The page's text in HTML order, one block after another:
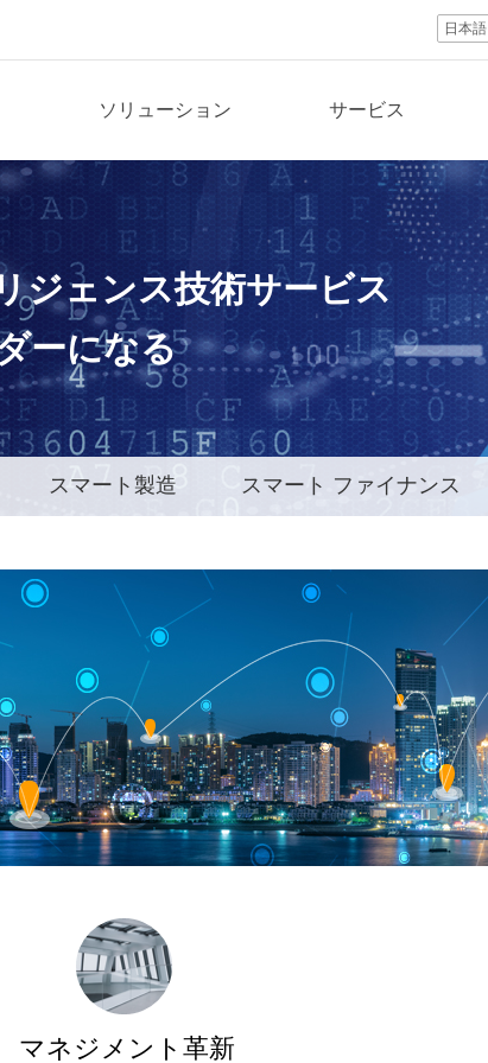
日本語
ソリューション サービス
ジェンス技術サービス
ーになる
スマート製造 スマート ファイナンス
マネジメント革新